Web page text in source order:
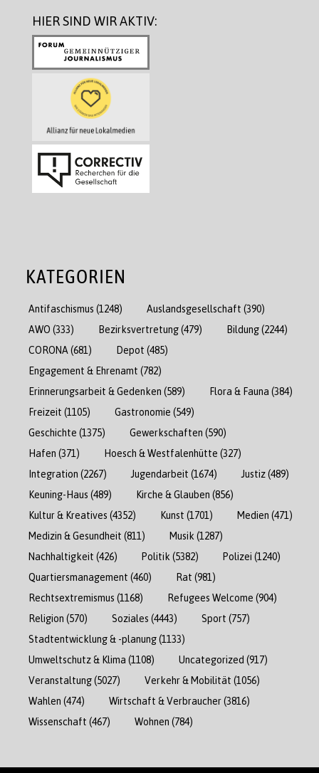
HIER SIND WIR AKTIV:
KATEGORIEN
Antifaschismus (1248) Auslandsgesellschaft (390)
AWO (333) Bezirksvertretung(479) Bildung(2244)
CORONA (681) Depot (485)
Engagement & Ehrenamt (782)
Erinnerungsarbeit & Gedenken (589) Flora & Fauna (384)
Freizeit (1105) Gastronomie (549)
Geschichte (1375) Gewerkschaften (590)
Hafen (371) Hoesch & Westfalenhütte (327)
Integration (2267) Jugendarbeit (1674) Justiz(489)
Keuning-Haus (489) Kirche & Glauben (856)
Kultur & Kreatives (4352) Kunst (1701) Medien (471)
Medizin & Gesundheit (811) Musik (1287)
Nachhaltigkeit (426) Politik (5382) Polizei (1240)
Quartiersmanagement (460) Rat (981)
Rechtsextremismus (1168) Refugees Welcome (904)
Religion (570) Soziales (4443) Sport (757)
Stadtentwicklung & -planung(1133)
Umweltschutz & Klima (1108) Uncategorized (917)
Veranstaltung(5027) Verkehr & Mobilität (1056)
Wahlen (474) Wirtschaft & Verbraucher(3816)
Wissenschaft (467) Wohnen (784)